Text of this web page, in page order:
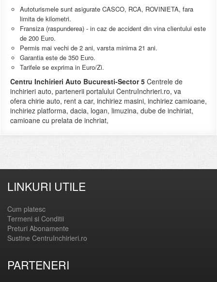
Autoturismele sunt asigurate CASCO, RCA, ROVINIETA, fara
limita de kilometri.
Fransiza (raspunderea) - in caz de accident din vina clientului este
de 200 Euro.
Permis mai vechi de 2 ani, varsta minima 21 ani.
Garantia este de 350 Euro.
Tarifele se exprima in Euro/Zi.
Centru Inchirieri Auto Bucuresti-Sector 5 Centrele de
inchirieri auto, partenerii portalului CentruInchrieri.ro, va
ofera chirie auto, rent a car, inchiriez masini, inchiriez camioane,
inchiriez platforma, dacia, logan, limuzina, dube de inchiriat,
camioane cu prelata de inchriat,
LINKURI UTILE
Cum platesc
Termeni si Conditii
Preturi Abonamente
Sustine CentruInchirieri.ro
PARTENERI